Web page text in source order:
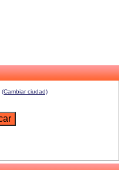
(Cambiar ciudad)